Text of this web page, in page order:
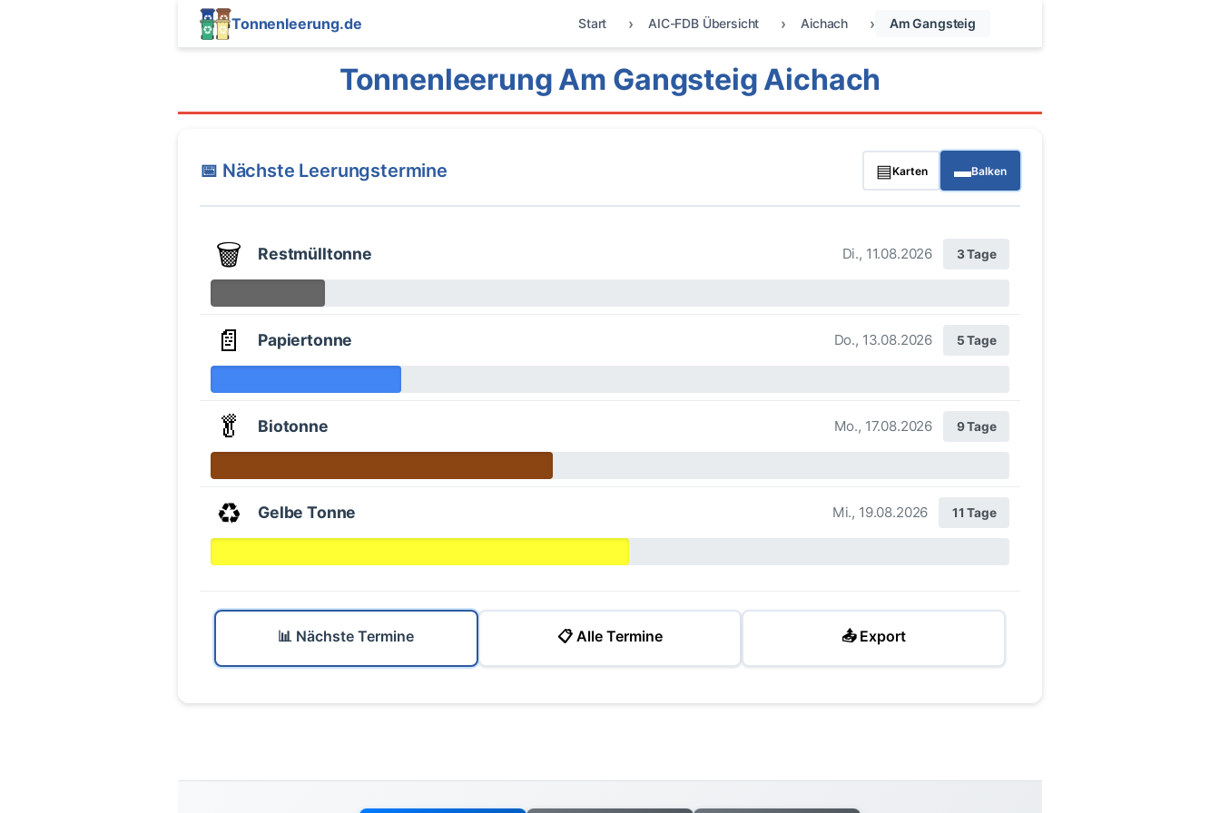
Tonnenleerung.de Start AIC-FDB Übersicht Aichach Am Gangsteig
Tonnenleerung Am Gangsteig Aichach
📅 Nächste Leerungstermine ▤Karten ▬Balken
🗑️ Restmülltonne Di., 11.08.2026 3 Tage
📄 Papiertonne Do., 13.08.2026 5 Tage
🥬 Biotonne Mo., 17.08.2026 9 Tage
♻️ Gelbe Tonne Mi., 19.08.2026 11 Tage
📊 Nächste Termine 📋 Alle Termine 📤 Export